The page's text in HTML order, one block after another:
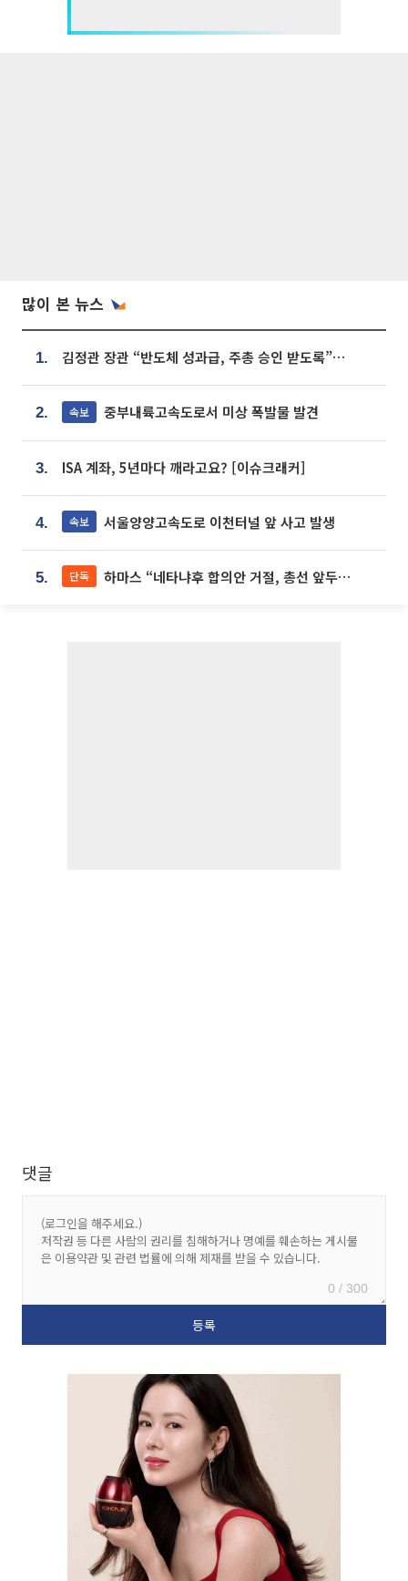
많이 본 뉴스
1. 김정관 장관 “반도체 성과급, 주총 승인 받도록”…상법·자본시장법 개정 시사
2. 속보 중부내륙고속도로서 미상 폭발물 발견
3. ISA 계좌, 5년마다 깨라고요? [이슈크래커]
4. 속보 서울양양고속도로 이천터널 앞 사고 발생
5. 단독 하마스 “네타냐후 합의안 거절, 총선 앞두고 시간 끌기”
댓글
0 / 300